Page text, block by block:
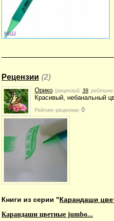
Рецензии (2)
Орико (рецензий: 39 ,
Красивый, небанальный
Рейтинг рецензии: 0
Книги из серии "Карандаши
Карандаши цветные jumbo...